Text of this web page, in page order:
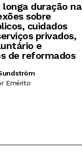
longa duração na
sobre
cuidados
privados,
e
de reformados
Emérito